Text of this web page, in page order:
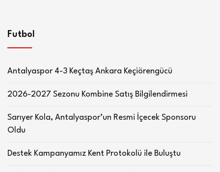
Futbol
Antalyaspor 4-3 Keçtaş Ankara Keçiörengücü
2026-2027 Sezonu Kombine Satış Bilgilendirmesi
Sarıyer Kola, Antalyaspor’un Resmi İçecek Sponsoru
Oldu
Destek Kampanyamız Kent Protokolü ile Buluştu